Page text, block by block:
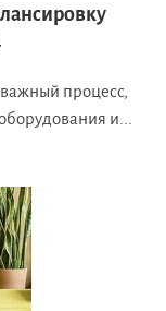
важный процесс,
и...